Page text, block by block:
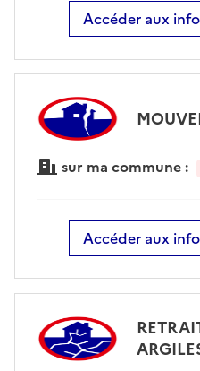
Accéder aux
sur ma commune :
Accéder aux